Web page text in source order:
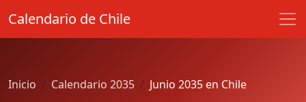
Calendario de Chile
Inicio Calendario 2035 Junio 2035 en Chile